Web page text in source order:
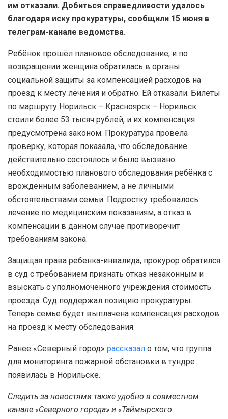
им отказали. Добиться справедливости удалось
благодаря иску прокуратуры, сообщили 15 июня в
телеграм-канале ведомства.
Ребёнок прошёл плановое обследование, и по
возвращении женщина обратилась в органы
социальной защиты за компенсацией расходов на
проезд к месту лечения и обратно. Ей отказали. Билеты
по маршруту Норильск – Красноярск – Норильск
стоили более 53 тысяч рублей, и их компенсация
предусмотрена законом. Прокуратура провела
проверку, которая показала, что обследование
действительно состоялось и было вызвано
необходимостью планового обследования ребёнка с
врождённым заболеванием, а не личными
обстоятельствами семьи. Подростку требовалось
лечение по медицинским показаниям, а отказ в
компенсации в данном случае противоречит
требованиям закона.
Защищая права ребенка-инвалида, прокурор обратился
в суд с требованием признать отказ незаконным и
взыскать с уполномоченного учреждения стоимость
проезда. Суд поддержал позицию прокуратуры.
Теперь семье будет выплачена компенсация расходов
на проезд к месту обследования.
Ранее «Северный город» рассказал о том, что группа
для мониторинга пожарной обстановки в тундре
появилась в Норильске.
Следить за новостями также удобно в совместном
канале «Северного города» и «Таймырского